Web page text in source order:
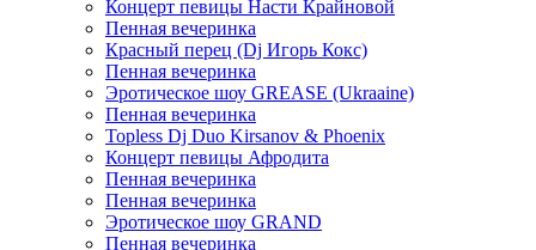
Концерт певицы Насти Крайновой
Пенная вечеринка
Красный перец (Dj Игорь Кокс)
Пенная вечеринка
Эротическое шоу GREASE (Ukraaine)
Пенная вечеринка
Topless Dj Duo Kirsanov & Phoenix
Концерт певицы Афродита
Пенная вечеринка
Пенная вечеринка
Эротическое шоу GRAND
Пенная вечеринка